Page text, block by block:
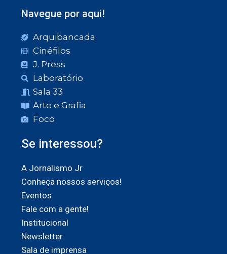
Navegue por aqui!
Arquibancada
Cinéfilos
J. Press
Laboratório
Sala 33
Arte e Grafia
Foco
Se interessou?
A Jornalismo Jr
Conheça nossos serviços!
Eventos
Fale com a gente!
Institucional
Newsletter
Sala de imprensa